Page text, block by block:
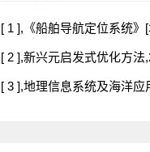
[ 1 ],《船舶导航定位系统
[ 2 ],新兴元启发式优化方法
[ 3 ],地理信息系统及海洋应